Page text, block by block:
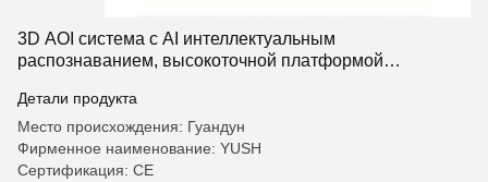
3D AOI система с AI интеллектуальным
распознаванием, высокоточной платформой
цветах для визуального контроля
Детали продукта
Место происхождения: Гуандун
Фирменное наименование: YUSH
Сертификация: CE